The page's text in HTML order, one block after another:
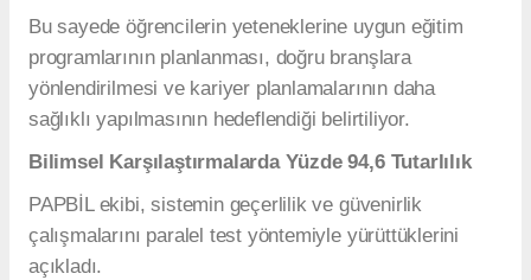
Bu sayede öğrencilerin yeteneklerine uygun eğitim
programlarının planlanması, doğru branşlara
yönlendirilmesi ve kariyer planlamalarının daha
sağlıklı yapılmasının hedeflendiği belirtiliyor.
Bilimsel Karşılaştırmalarda Yüzde 94,6 Tutarlılık
PAPBİL ekibi, sistemin geçerlilik ve güvenirlik
çalışmalarını paralel test yöntemiyle yürüttüklerini
açıkladı.